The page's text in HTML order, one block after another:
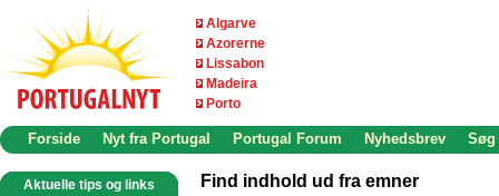
Algarve
Azorerne
Lissabon
Madeira
Porto
Forside Nyt fra Portugal Portugal Forum Nyhedsbrev Søg
Aktuelle tips og links Find indhold ud fra emner